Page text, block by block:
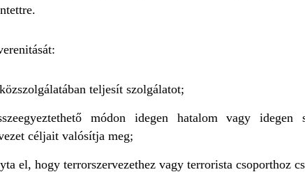
teljesít szolgálatot;
módon idegen hatalom vagy idegen
céljait valósítja meg;
el, hogy terrorszervezethez vagy terrorista csoporthoz